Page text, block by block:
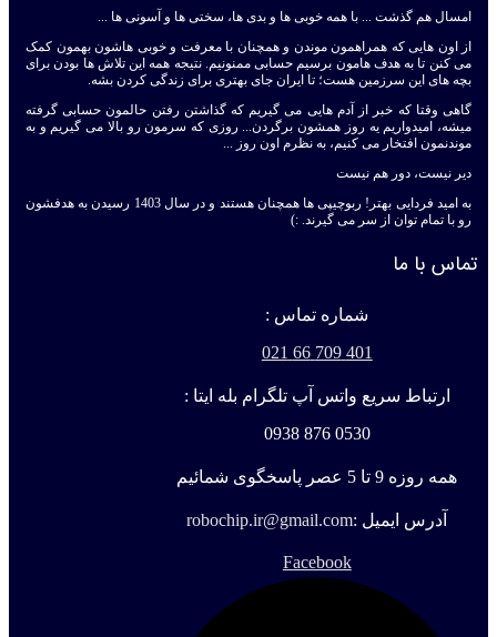
امسال هم گذشت ... با همه خوبی ها و بدی ها، سختی ها و آسونی ها ...
از اون هایی که همراهمون موندن و همچنان با معرفت و خوبی هاشون بهمون کمک
می کنن تا به هدف هامون برسیم حسابی ممنونیم. نتیجه همه این تلاش ها بودن برای
بچه های این سرزمین هست؛ تا ایران جای بهتری برای زندگی کردن بشه.
گاهی وقتا که خبر از آدم هایی می گیریم که گذاشتن رفتن حالمون حسابی گرفته
میشه، امیدواریم یه روز همشون برگردن... روزی که سرمون رو بالا می گیریم و به
موندنمون افتخار می کنیم، به نظرم اون روز ...
دیر نیست، دور هم نیست
به امید فردایی بهتر! ربوچیپی ها همچنان هستند و در سال 1403 رسیدن به هدفشون
رو با تمام توان از سر می گیرند. :)
تماس با ما
شماره تماس :
401 709 66 021
ارتباط سریع واتس آپ تلگرام بله ایتا :
0530 876 0938
همه روزه 9 تا 5 عصر پاسخگوی شمائیم
آدرس ایمیل :robochip.ir@gmail.com
Facebook